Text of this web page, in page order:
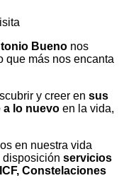
Bueno nos
que más nos encanta
y creer en sus
a lo nuevo en la vida,
en nuestra vida
disposición servicios
Constelaciones